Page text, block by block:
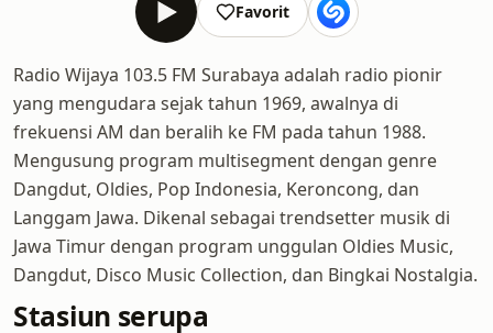
Favorit
Radio Wijaya 103.5 FM Surabaya adalah radio pionir
yang mengudara sejak tahun 1969, awalnya di
frekuensi AM dan beralih ke FM pada tahun 1988.
Mengusung program multisegment dengan genre
Dangdut, Oldies, Pop Indonesia, Keroncong, dan
Langgam Jawa. Dikenal sebagai trendsetter musik di
Jawa Timur dengan program unggulan Oldies Music,
Dangdut, Disco Music Collection, dan Bingkai Nostalgia.
Stasiun serupa